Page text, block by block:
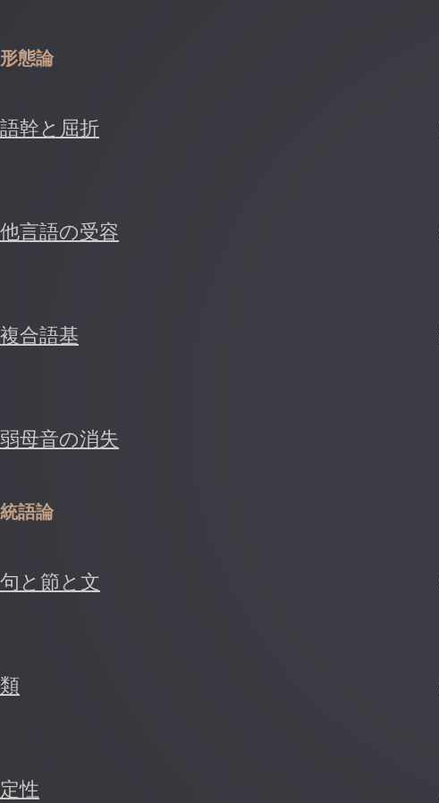
形態論
語幹と屈折
他言語の受容
複合語基
弱母音の消失
統語論
句と節と文
類
定性